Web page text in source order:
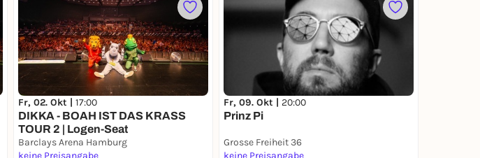
Fr, 02. Okt | 17:00
DIKKA - BOAH IST DAS KRASS
TOUR 2 | Logen-Seat
Barclays Arena Hamburg
keine Preisangabe
Fr, 09. Okt | 20:00
Prinz Pi
Grosse Freiheit 36
keine Preisangabe